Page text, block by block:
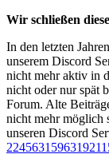
Wir schließen
In den letzten
unserem Discord
nicht mehr aktiv in
nicht oder nur spät
Forum. Alte
nicht mehr möglich
unseren Discord